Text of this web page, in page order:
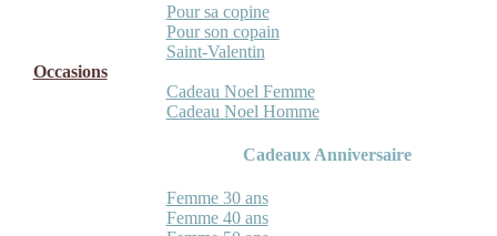
Pour sa copine
Pour son copain
Saint-Valentin
Occasions
Cadeau Noel Femme
Cadeau Noel Homme
Cadeaux Anniversaire
Femme 30 ans
Femme 40 ans